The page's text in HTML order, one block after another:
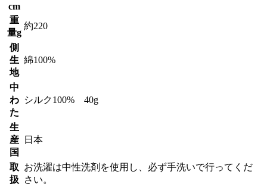
cm
重
量g
約220
側
生
地
綿100%
中
わ
た
シルク100% 40g
生
産
国
日本
取
扱
お洗濯は中性洗剤を使用し、必ず手洗いで行ってくだ
さい。